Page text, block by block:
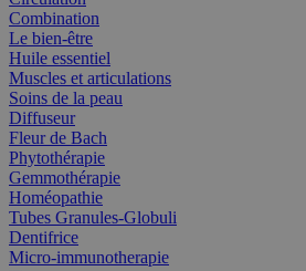
Combination
Le bien-être
Huile essentiel
Muscles et articulations
Soins de la peau
Diffuseur
Fleur de Bach
Phytothérapie
Gemmothérapie
Homéopathie
Tubes Granules-Globuli
Dentifrice
Micro-immunotherapie